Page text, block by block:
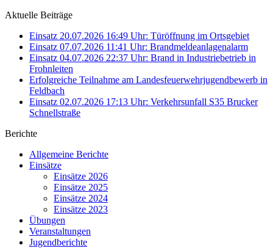
Aktuelle Beiträge
Einsatz 20.07.2026 16:49 Uhr: Türöffnung im Ortsgebiet
Einsatz 07.07.2026 11:41 Uhr: Brandmeldeanlagenalarm
Einsatz 04.07.2026 22:37 Uhr: Brand in Industriebetrieb in
Frohnleiten
Erfolgreiche Teilnahme am Landesfeuerwehrjugendbewerb in
Feldbach
Einsatz 02.07.2026 17:13 Uhr: Verkehrsunfall S35 Brucker
Schnellstraße
Berichte
Allgemeine Berichte
Einsätze
Einsätze 2026
Einsätze 2025
Einsätze 2024
Einsätze 2023
Übungen
Veranstaltungen
Jugendberichte